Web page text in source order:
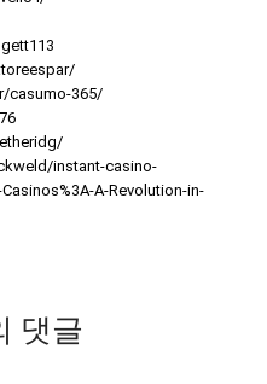
casumo-365/
instant-casino-
A-Revolution-in-
댓글